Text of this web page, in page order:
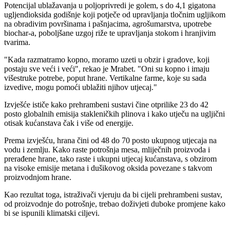
Potencijal ublažavanja u poljoprivredi je golem, s do 4,1 gigatona
ugljendioksida godišnje koji potječe od upravljanja tločnim ugljikom
na obradivim površinama i pašnjacima, agrošumarstva, upotrebe
biochar-a, poboljšane uzgoj riže te upravljanja stokom i hranjivim
tvarima.
"Kada razmatramo kopno, moramo uzeti u obzir i gradove, koji
postaju sve veći i veći", rekao je Mrabet. "Oni su kopno i imaju
višestruke potrebe, poput hrane. Vertikalne farme, koje su sada
izvedive, mogu pomoći ublažiti njihov utjecaj."
Izvješće ističe kako prehrambeni sustavi čine otprilike 23 do 42
posto globalnih emisija stakleničkih plinova i kako utječu na ugljični
otisak kućanstava čak i više od energije.
Prema izvješću, hrana čini od 48 do 70 posto ukupnog utjecaja na
vodu i zemlju. Kako raste potrošnja mesa, mliječnih proizvoda i
prerađene hrane, tako raste i ukupni utjecaj kućanstava, s obzirom
na visoke emisije metana i dušikovog oksida povezane s takvom
proizvodnjom hrane.
Kao rezultat toga, istraživači vjeruju da bi cijeli prehrambeni sustav,
od proizvodnje do potrošnje, trebao doživjeti duboke promjene kako
bi se ispunili klimatski ciljevi.